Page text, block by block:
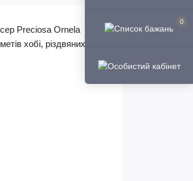
0
Preciosa Ornela
хобі, різдвяних